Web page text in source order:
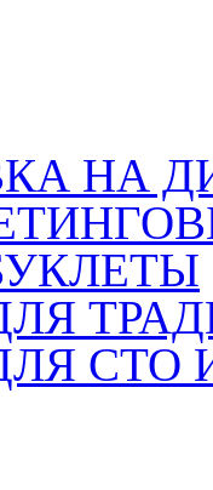
НА
СТО